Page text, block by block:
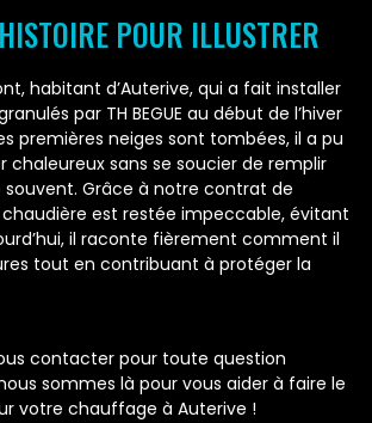
POUR ILLUSTRER
habitant d’Auterive, qui a fait installer
par TH BEGUE au début de l’hiver
premières neiges sont tombées, il a pu
chaleureux sans se soucier de remplir
souvent. Grâce à notre contrat de
est restée impeccable, évitant
il raconte fièrement comment il
tout en contribuant à protéger la
contacter pour toute question
sommes là pour vous aider à faire le
votre chauffage à Auterive !